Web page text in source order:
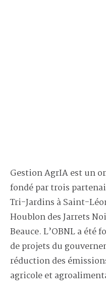
Gestion AgrIA est un
fondé par trois
Tri-Jardins à Saint-
Houblon des Jarrets
Beauce. L’OBNL a été
de projets du
réduction des
agricole et